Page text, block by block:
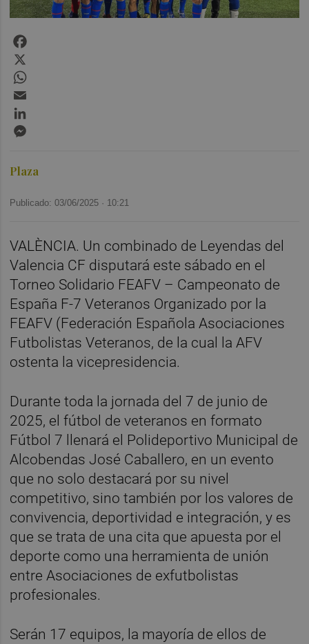
Plaza
Publicado: 03/06/2025 · 10:21
VALÈNCIA. Un combinado de Leyendas del
Valencia CF disputará este sábado en el
Torneo Solidario FEAFV – Campeonato de
España F-7 Veteranos Organizado por la
FEAFV (Federación Española Asociaciones
Futbolistas Veteranos, de la cual la AFV
ostenta la vicepresidencia.
Durante toda la jornada del 7 de junio de
2025, el fútbol de veteranos en formato
Fútbol 7 llenará el Polideportivo Municipal de
Alcobendas José Caballero, en un evento
que no solo destacará por su nivel
competitivo, sino también por los valores de
convivencia, deportividad e integración, y es
que se trata de una cita que apuesta por el
deporte como una herramienta de unión
entre Asociaciones de exfutbolistas
profesionales.
Serán 17 equipos, la mayoría de ellos de